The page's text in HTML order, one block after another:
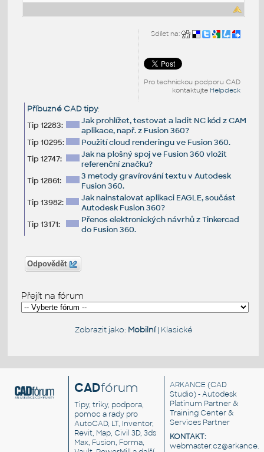
Sdílet na:
Pro technickou podporu CAD
kontaktujte Helpdesk
Příbuzné CAD tipy:
Tip 12283:
Jak prohlížet, testovat a ladit NC kód z CAM
aplikace, např. z Fusion 360?
Tip 10295:
Použití cloud renderingu ve Fusion 360.
Tip 12747:
Jak na plošný spoj ve Fusion 360 vložit
referenční značku?
Tip 12861:
3 metody gravírování textu v Autodesk
Fusion 360.
Tip 13982:
Jak nainstalovat aplikaci EAGLE, součást
Autodesk Fusion 360?
Tip 13171:
Přenos elektronických návrhů z Tinkercad
do Fusion 360.
Odpovědět
Přejít na fórum
Zobrazit jako: Mobilní| Klasické
CADfórum
Tipy, triky, podpora,
pomoc a rady pro
AutoCAD, LT, Inventor,
Revit, Map, Civil 3D, 3ds
Max, Fusion, Forma,
ARKANCE (CAD
Studio) - Autodesk
Platinum Partner &
Training Center &
Services Partner
KONTAKT: